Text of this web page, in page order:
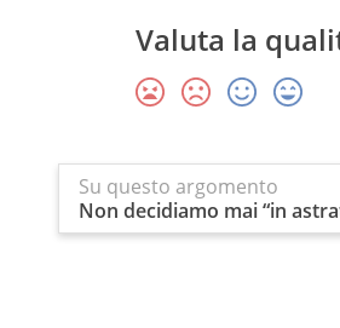
Valuta la
Su questo argomento
Non decidiamo mai “in